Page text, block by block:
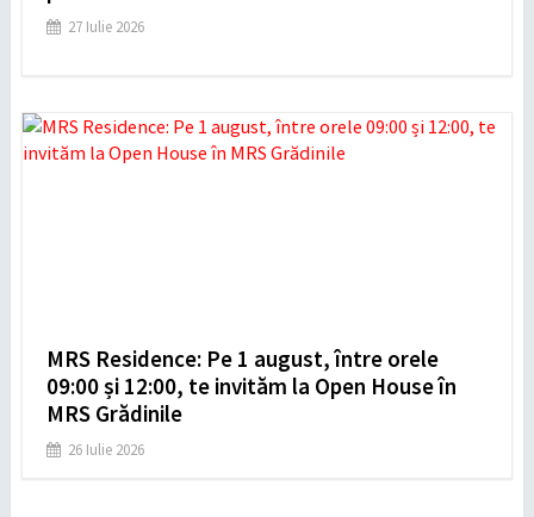
27 Iulie 2026
MRS Residence: Pe 1 august, între orele
09:00 și 12:00, te invităm la Open House în
MRS Grădinile
26 Iulie 2026